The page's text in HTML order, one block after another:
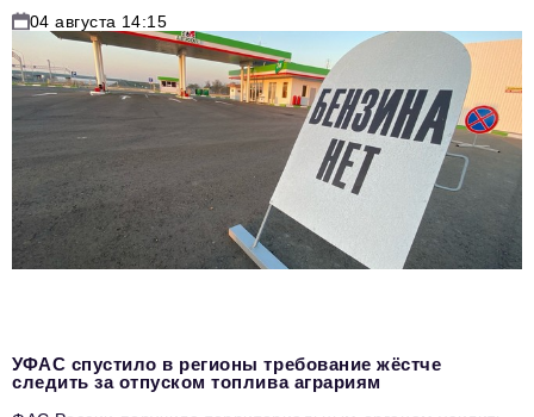
04 августа 14:15
УФАС спустило в регионы требование жёстче
следить за отпуском топлива аграриям